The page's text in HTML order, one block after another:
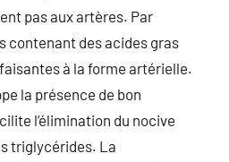
pas aux artères. Par
contenant des acides gras
à la forme artérielle.
la présence de bon
l’élimination du nocive
triglycérides. La